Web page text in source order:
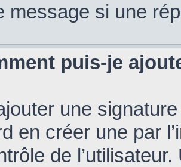
message si une
puis-je
une
en créer une par
de